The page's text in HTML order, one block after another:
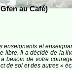
au Café)
enseignants et
libre. Il a décidé de la
besoin de votre
de soi et des autres »